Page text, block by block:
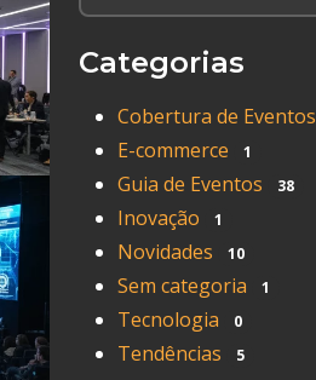
Categorias
Cobertura de Eventos
E-commerce 1
Guia de Eventos 38
Inovação 1
Novidades 10
Sem categoria 1
Tecnologia 0
Tendências 5